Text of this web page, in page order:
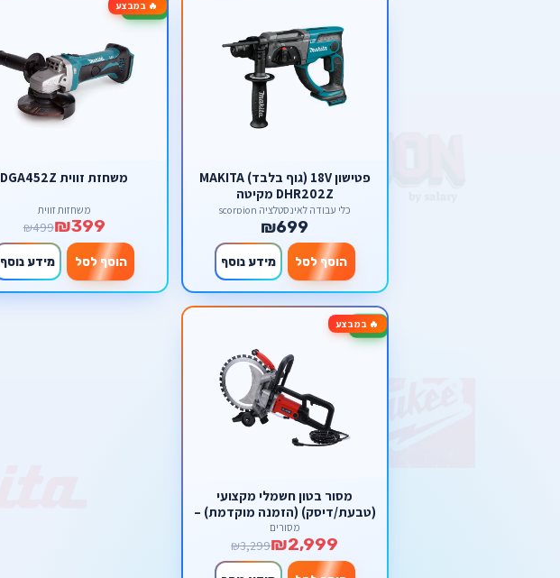
פטישון 18V (גוף בלבד) MAKITA
DHR202Z מקיטה
כלי עבודה לאינסטלציה scorpion
₪699
הוסף לסל מידע נוסף
🔥 במבצע-20%
משחזת זווית DGA452Z
משחזות זווית
₪399
₪499
הוסף לסל מידע נוסף
🔥 במבצע-9%
מסור בטון חשמלי מקצועי
(טבעת/דיסק) (הזמנה מוקדמת) –
מנוע ללא פחמים ועומק חיתוך
מקסימלי 40 ס"מ (כולל משאבת
מים) מבית סקורפיון
מסורים
₪2,999
₪3,299